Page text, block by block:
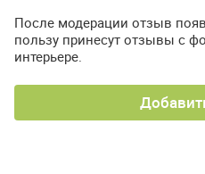
После модерации отзыв
пользу принесут отзывы с
интерьере.